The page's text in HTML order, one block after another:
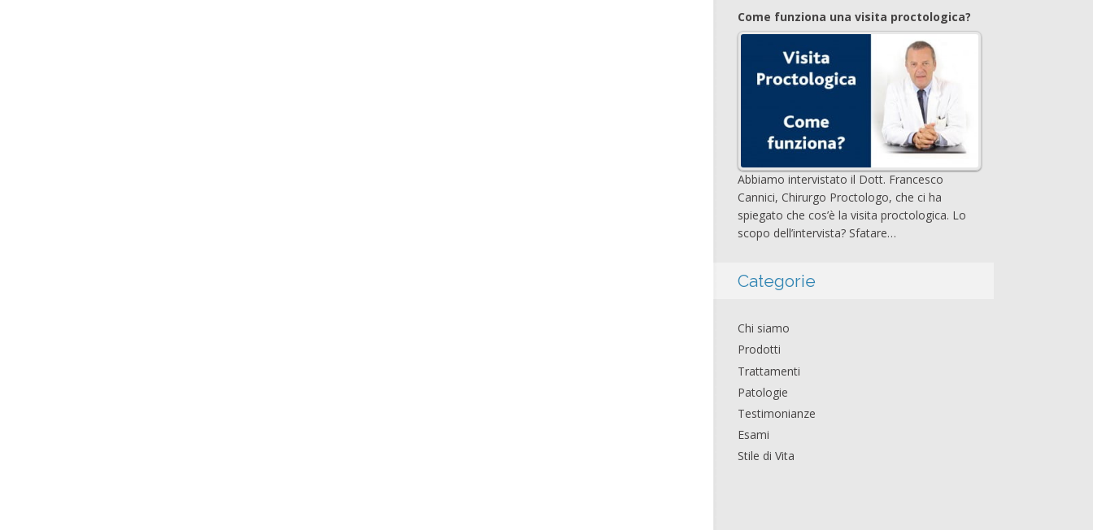
Come funziona una visita proctologica?
Abbiamo intervistato il Dott. Francesco
Cannici, Chirurgo Proctologo, che ci ha
spiegato che cos’è la visita proctologica. Lo
scopo dell’intervista? Sfatare…
Categorie
Chi siamo
Prodotti
Trattamenti
Patologie
Testimonianze
Esami
Stile di Vita